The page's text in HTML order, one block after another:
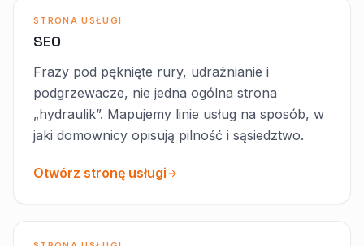
STRONA USŁUGI
SEO
Frazy pod pęknięte rury, udrażnianie i
podgrzewacze, nie jedna ogólna strona
„hydraulik”. Mapujemy linie usług na sposób, w
jaki domownicy opisują pilność i sąsiedztwo.
Otwórz stronę usługi